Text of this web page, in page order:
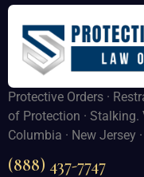
Protective Orders ·
of Protection · Stalking.
Columbia · New Jersey
(888) 437-7747